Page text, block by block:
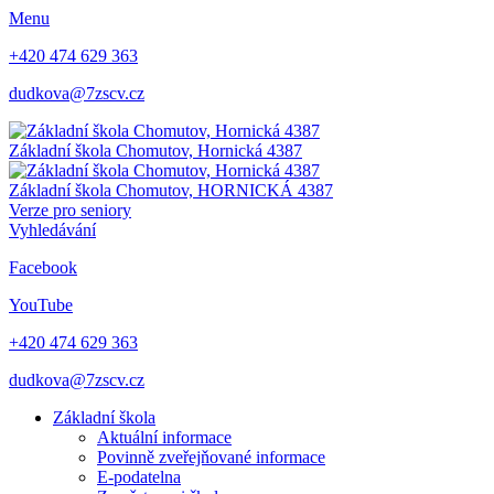
Menu
+420 474 629 363
dudkova@7zscv.cz
Základní škola Chomutov, Hornická 4387
Základní škola Chomutov, HORNICKÁ 4387
Verze pro seniory
Vyhledávání
Facebook
YouTube
+420 474 629 363
dudkova@7zscv.cz
Základní škola
Aktuální informace
Povinně zveřejňované informace
E-podatelna